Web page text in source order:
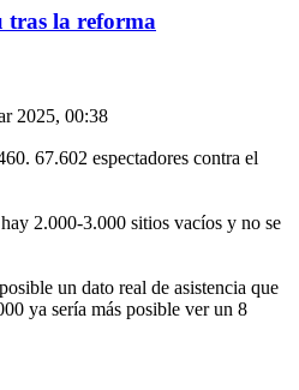
tras la reforma
2025, 00:38
67.602 espectadores contra el
2.000-3.000 sitios vacíos y no se
un dato real de asistencia que
ya sería más posible ver un 8